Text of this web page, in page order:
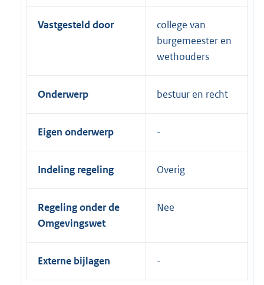
Vastgesteld door
college van
burgemeester en
wethouders
Onderwerp bestuur en recht
Eigen onderwerp
Indeling regeling Overig
Regeling onder de
Omgevingswet
Nee
Externe bijlagen